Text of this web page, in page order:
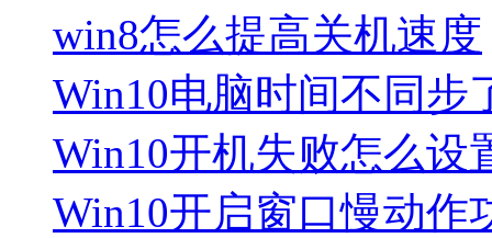
win8怎么提高关机速度
Win10电脑时间不同步
Win10开机失败怎么设
Win10开启窗口慢动作